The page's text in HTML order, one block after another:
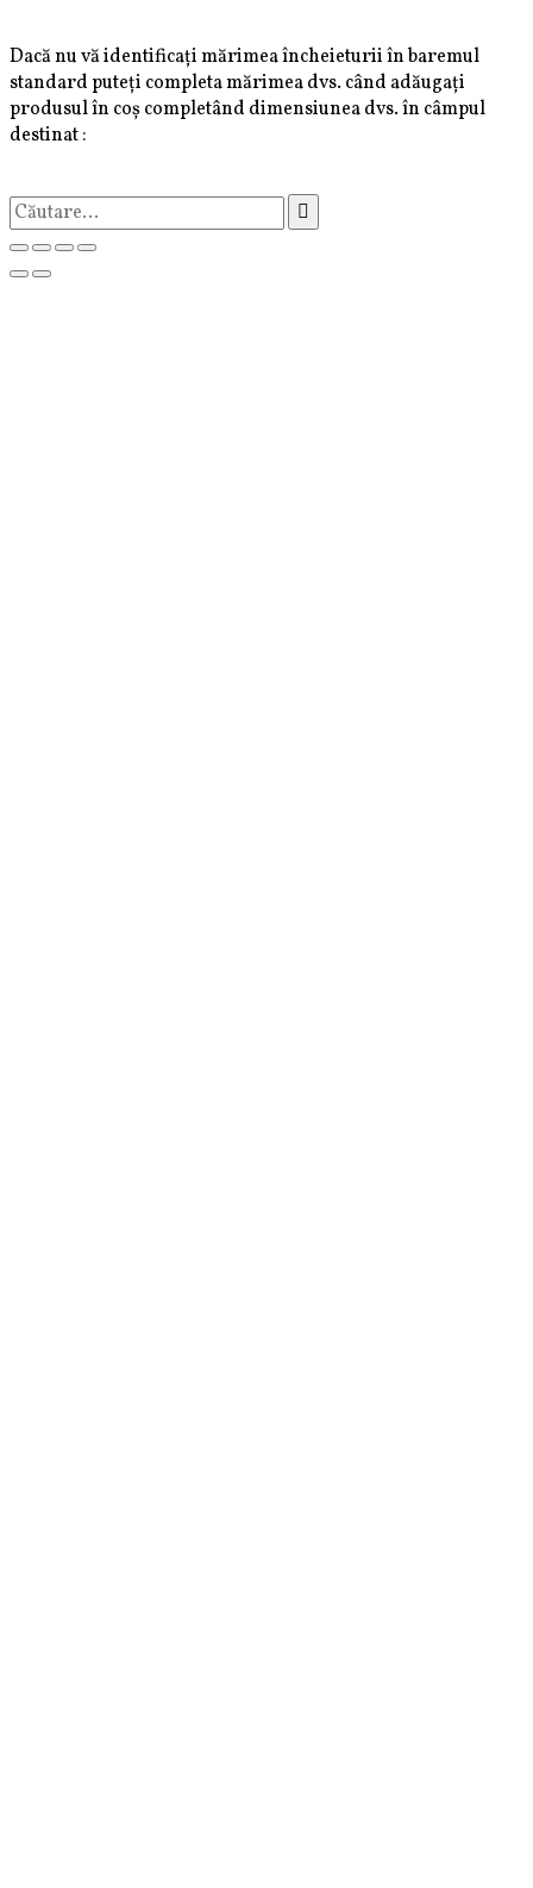
Dacă nu vă identificați mărimea încheieturii în baremul
standard puteți completa mărimea dvs. când adăugați
produsul în coș completând dimensiunea dvs. în câmpul
destinat :
Caută
după: